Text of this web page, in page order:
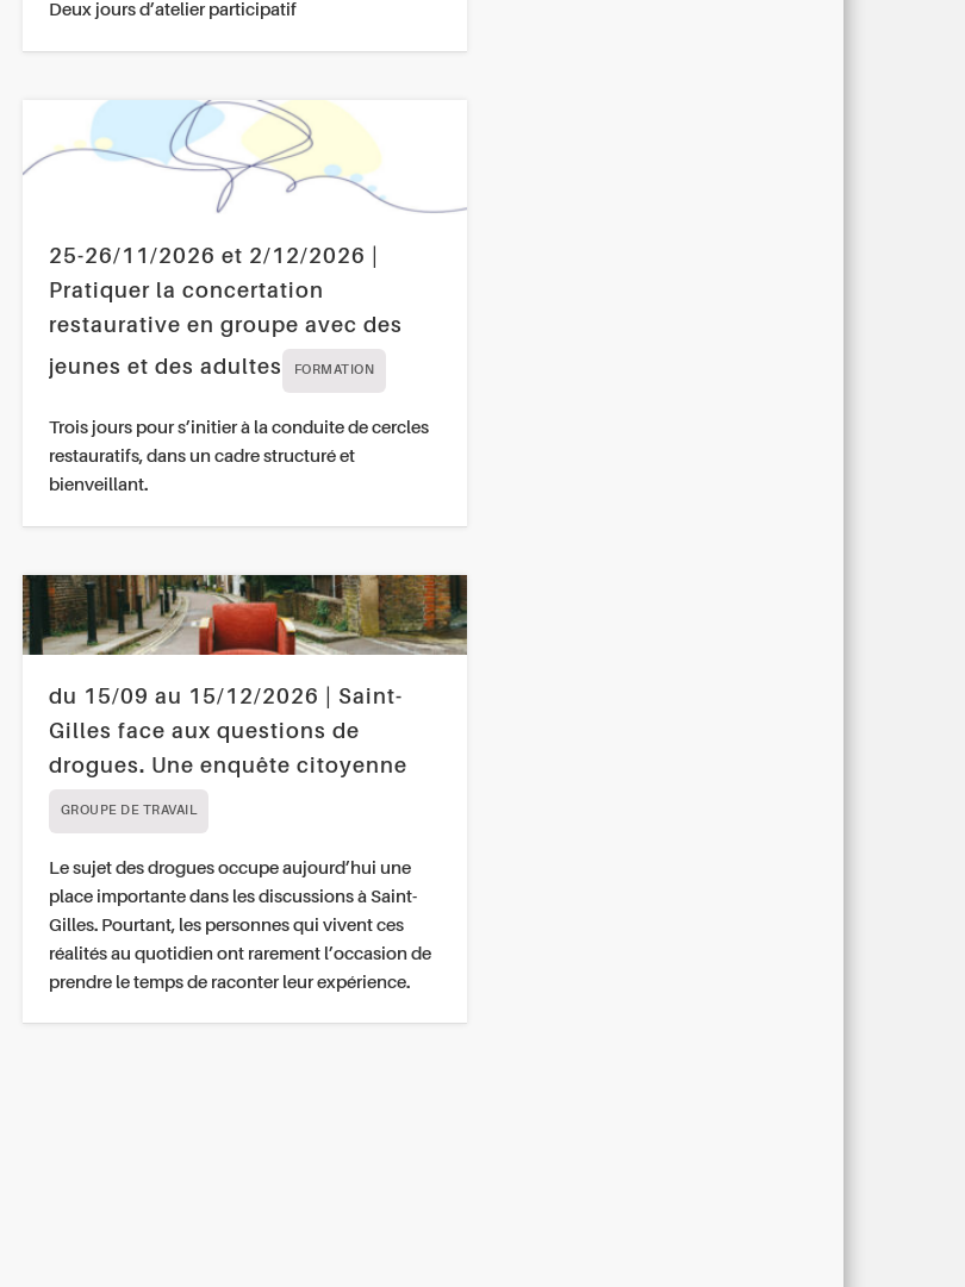
Deux jours d’atelier participatif
25-26/11/2026 et 2/12/2026 |
Pratiquer la concertation
restaurative en groupe avec des
jeunes et des adultes
FORMATION
Trois jours pour s’initier à la conduite de cercles
restauratifs, dans un cadre structuré et
bienveillant.
du 15/09 au 15/12/2026 | Saint-
Gilles face aux questions de
drogues. Une enquête citoyenne
GROUPE DE TRAVAIL
Le sujet des drogues occupe aujourd’hui une
place importante dans les discussions à Saint-
Gilles. Pourtant, les personnes qui vivent ces
réalités au quotidien ont rarement l’occasion de
prendre le temps de raconter leur expérience.